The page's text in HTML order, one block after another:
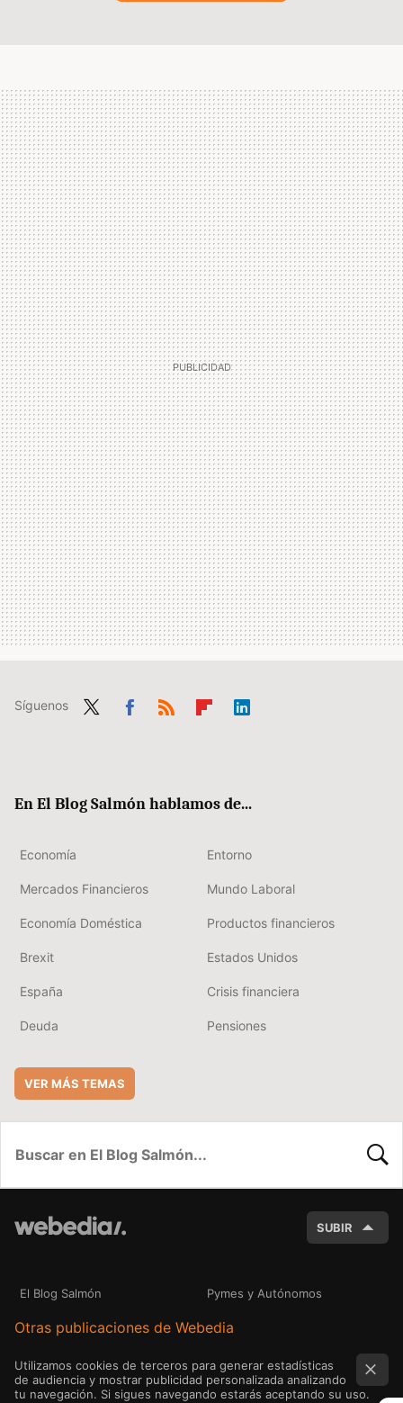
Síguenos
En El Blog Salmón hablamos de...
Economía Entorno
Mercados Financieros Mundo Laboral
Economía Doméstica Productos financieros
Brexit Estados Unidos
España Crisis financiera
Deuda Pensiones
VER MÁS TEMAS
SUBIR
El Blog Salmón Pymes y Autónomos
Otras publicaciones de Webedia
Utilizamos cookies de terceros para generar estadísticas
de audiencia y mostrar publicidad personalizada analizando
tu navegación. Si sigues navegando estarás aceptando su uso.